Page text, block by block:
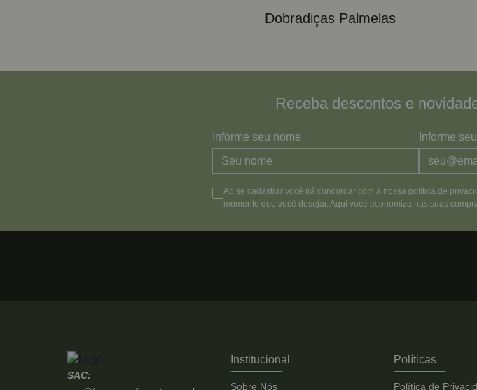
Dobradiças Palmelas
Receba descontos e
Informe seu nome Informe
Ao se cadastrar você irá concordar com a nossa política de
momento que você desejar. Aqui você economiza nas suas
SAC:
Institucional
Sobre Nós
Políticas
Política de